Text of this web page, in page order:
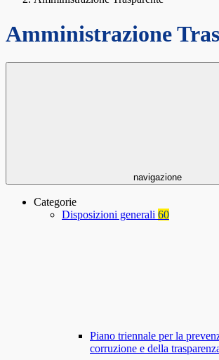
Amministrazione
navigazione
Categorie
Disposizioni generali 60
Piano triennale per la
corruzione e della